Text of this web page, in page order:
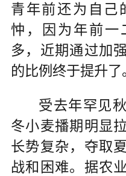
青年前还为自己
忡，因为年前一
多，近期通过加
的比例终于提升了
受去年罕见
冬小麦播期明显
长势复杂，夺取
战和困难。据农